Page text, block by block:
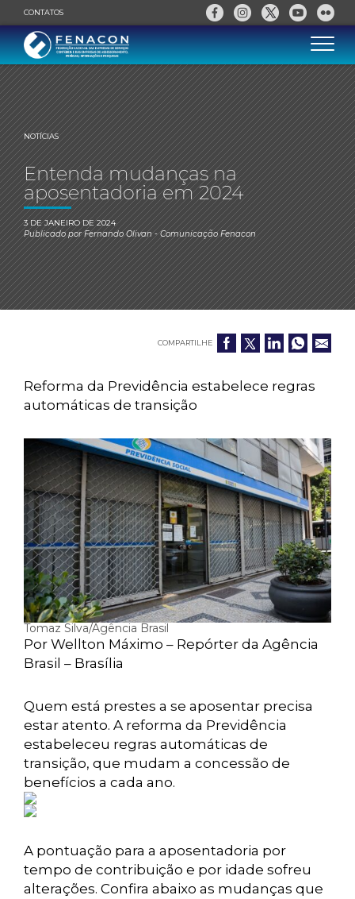
CONTATOS
NOTÍCIAS
Entenda mudanças na
aposentadoria em 2024
3 DE JANEIRO DE 2024
Publicado porFernando Olivan- Comunicação Fenacon
COMPARTILHE
Reforma da Previdência estabelece regras
automáticas de transição
Tomaz Silva/Agência Brasil
Por Wellton Máximo – Repórter da Agência
Brasil – Brasília
Quem está prestes a se aposentar precisa
estar atento. A reforma da Previdência
estabeleceu regras automáticas de
transição, que mudam a concessão de
benefícios a cada ano.
A pontuação para a aposentadoria por
tempo de contribuição e por idade sofreu
alterações. Confira abaixo as mudanças que